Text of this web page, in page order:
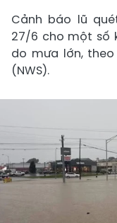
Cảnh báo lũ
27/6 cho một số
do mưa lớn,
(NWS).